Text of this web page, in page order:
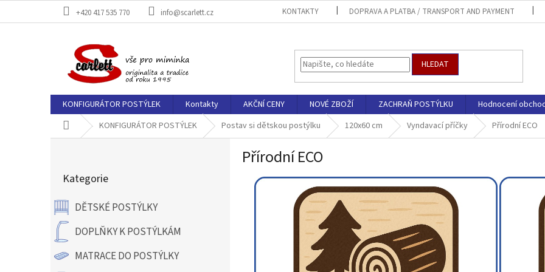
+420 417 535 770 info@scarlett.cz KONTAKTY DOPRAVA A PLATBA / TRANSPORT AND PAYMENT
HLEDAT
KONFIGURÁTOR POSTÝLEK Kontakty AKČNÍ CENY NOVÉ ZBOŽÍ ZACHRAŇ POSTÝLKU Hodnocení
Domů KONFIGURÁTOR POSTÝLEK Postav si dětskou postýlku 120x60 cm Vyndavací příčky Přírodní ECO
a
n
p
kategorie
Kategorie
DĚTSKÉ POSTÝLKY
DOPLŇKY K POSTÝLKÁM
MATRACE DO POSTÝLKY
Přírodní ECO